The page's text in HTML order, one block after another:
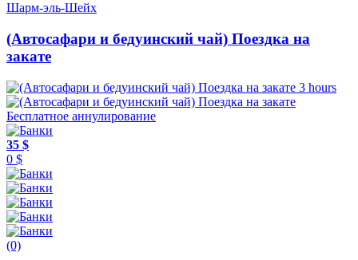
Шарм-эль-Шейх
(Автосафари и бедуинский чай) Поездка на
закате
3 hours
Бесплатное аннулирование
35 $
0 $
(0)